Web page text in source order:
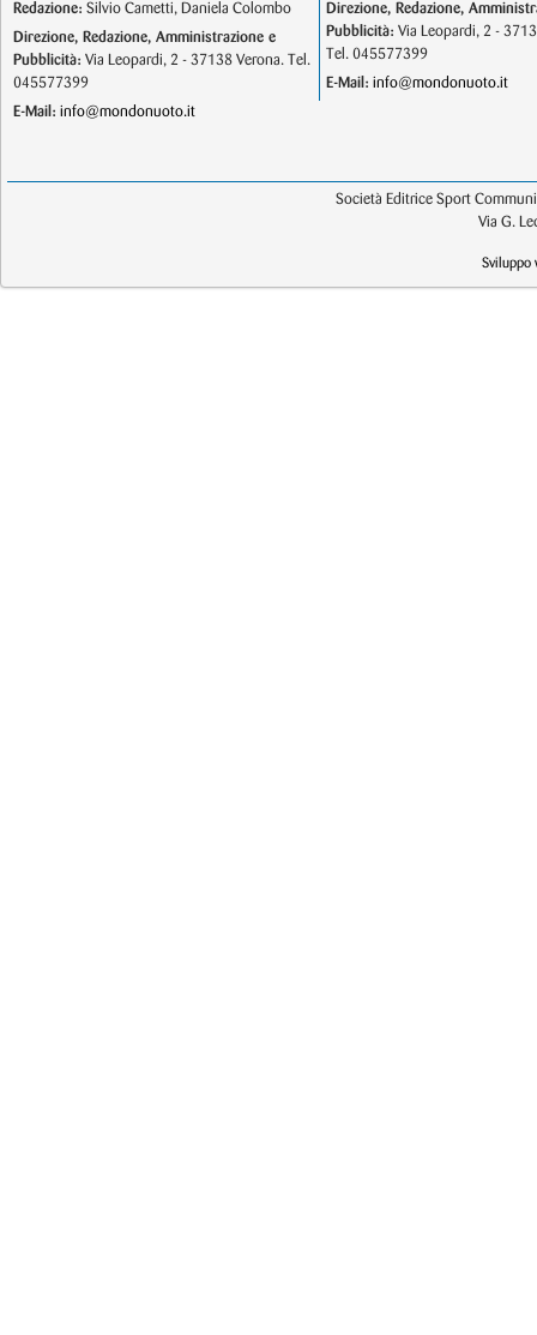
Redazione: Silvio Cametti, Daniela Colombo
Direzione, Redazione, Amministrazione e
Pubblicità: Via Leopardi, 2 - 37138 Verona. Tel.
045577399
E-Mail: info@mondonuoto.it
Direzione, Redazione,
Pubblicità: Via Leopardi, 2 -
Tel. 045577399
E-Mail: info@mondonuoto.it
Società Editrice Sport
Via G.
Sviluppo